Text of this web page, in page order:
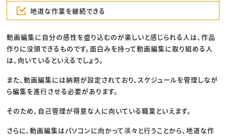
地道な作業を継続できる
動画編集に自分の感性を盛り込むのが楽しいと感じられる人は、作品
作りに没頭できるものです。面白みを持って動画編集に取り組める人
は、向いているといえるでしょう。
また、動画編集には納期が設定されており、スケジュールを管理しなが
ら編集を進行させる必要があります。
そのため、自己管理が得意な人に向いている職業といえます。
さらに、動画編集はパソコンに向かって淡々と行うことから、地道な作